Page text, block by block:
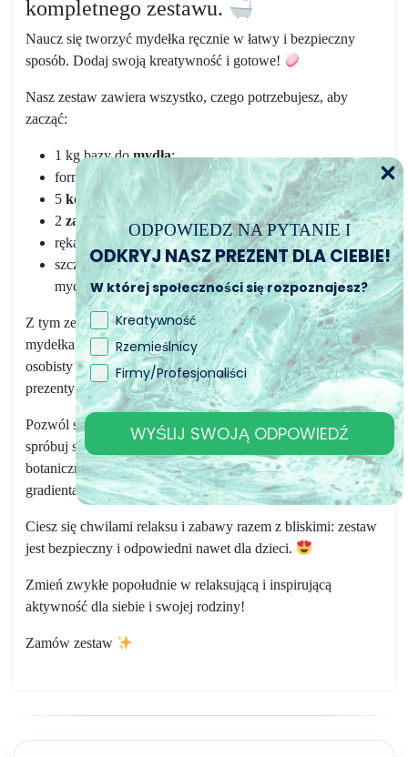
kompletnego zestawu.
Naucz się tworzyć mydełka ręcznie w łatwy i bezpieczny
sposób. Dodaj swoją kreatywność i gotowe!
Nasz zestaw zawiera wszystko, czego potrzebujesz, aby
zacząć:
1 kg bazy domydła;
formę do
mydeł
silikonową;
5 kolorów specjalnie do mydeł;
2 zapachy
rękawice i narzędzia do mieszania;
szczegółowyprzewodniko tym, jak wykonać własne
mydełka.
Z tym zestawem możesz łatwo tworzyć dwukolorowe
mydełka, warstwowe lub inne oryginalne efekty, dodając
osobisty akcent do swojej łazienki lub tworząc unikalne
prezenty dla swoich przyjaciół i rodziny.
Pozwól się zainspirować naszymi pomysłami kreatywnymi:
spróbuj stworzyć tęczowe mydełka, dodaj elementy
botaniczne dla efektu złuszczającego lub eksperymentuj z
gradientami kolorów.
Ciesz się chwilami relaksu i zabawy razem z bliskimi: zestaw
jest bezpieczny i odpowiedni nawet dla dzieci.
Zmień zwykłe popołudnie w relaksującą i inspirującą
aktywność dla siebie i swojej rodziny!
Zamów zestaw
ODPOWIEDZ NA PYTANIE I
ODKRYJ NASZ PREZENT DLA CIEBIE!
W której społeczności się rozpoznajesz?
Kreatywność
Rzemieślnicy
Firmy/Profesjonaliści
WYŚLIJ SWOJĄ ODPOWIEDŹ